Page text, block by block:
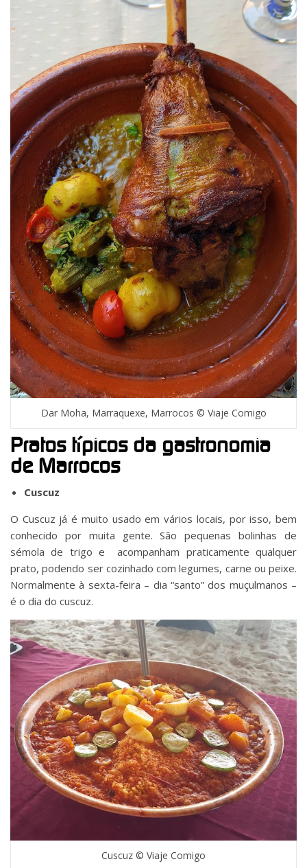
Dar Moha, Marraquexe, Marrocos © Viaje Comigo
Pratos típicos da gastronomia
de Marrocos
Cuscuz
O Cuscuz já é muito usado em vários locais, por isso, bem
conhecido por muita gente. São pequenas bolinhas de
sémola de trigo e acompanham praticamente qualquer
prato, podendo ser cozinhado com legumes, carne ou peixe.
Normalmente à sexta-feira – dia “santo” dos muçulmanos –
é o dia do cuscuz.
Cuscuz © Viaje Comigo